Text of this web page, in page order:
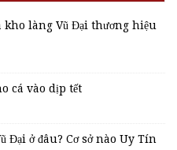
kho làng Vũ Đại thương hiệu
cá vào dịp tết
Đại ở đâu? Cơ sở nào Uy Tín